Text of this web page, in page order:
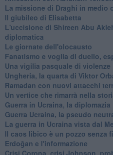
La missione di Draghi in medio
Il giubileo di Elisabetta
L'uccisione di Shireen Abu
diplomatica
Le giornate dell'olocausto
Fanatismo e voglia di duello,
Una vigilia pasquale di violenze
Ungheria, la quarta di Viktor
Ramadan con nuovi attacchi
Un vertice che rimarrà nella
Guerra in Ucraina, la diplomazia
Guerra Ucraina, la pseudo
La guerra in Ucraina vista dal
​Il caos libico è un pozzo senza
Erdoğan e l'informazione
Crisi Corona, crisi Johnson,